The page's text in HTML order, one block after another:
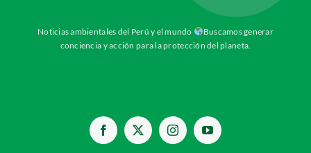
Noticias ambientales del Perú y el mundo
Buscamos generar
conciencia y acción para la protección del planeta.